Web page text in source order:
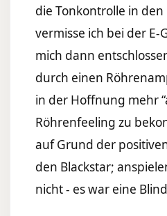
die Tonkontrolle in
vermisse ich bei der E-
mich dann
durch einen
in der Hoffnung mehr
Röhrenfeeling zu
auf Grund der
den Blackstar;
nicht - es war eine